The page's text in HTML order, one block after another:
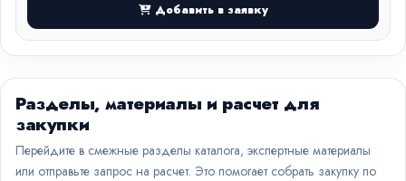
Добавить в заявку
Разделы, материалы и расчет для
закупки
Перейдите в смежные разделы каталога, экспертные материалы
или отправьте запрос на расчет. Это помогает собрать закупку по